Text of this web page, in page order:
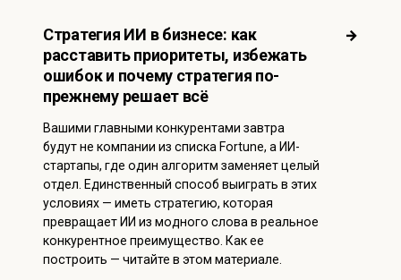
Стратегия ИИ в бизнесе: как
расставить приоритеты, избежать
ошибок и почему стратегия по-
прежнему решает всё
Вашими главными конкурентами завтра
будут не компании из списка Fortune, а ИИ-
стартапы, где один алгоритм заменяет целый
отдел. Единственный способ выиграть в этих
условиях — иметь стратегию, которая
превращает ИИ из модного слова в реальное
конкурентное преимущество. Как ее
построить — читайте в этом материале.
→